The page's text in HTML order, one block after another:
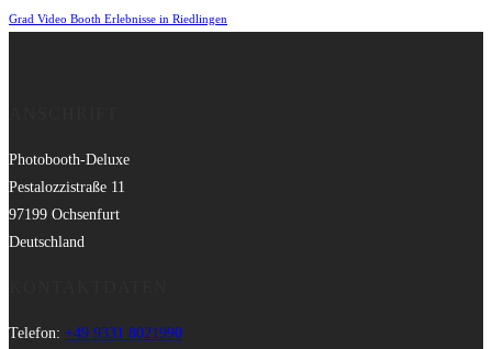
Grad Video Booth Erlebnisse in Riedlingen
Photobooth-Deluxe
Pestalozzistraße 11
97199 Ochsenfurt
Deutschland
Telefon: +49 9331 8021990